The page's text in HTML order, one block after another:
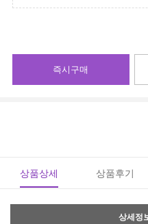
즉시구매
상품상세 상품후기
상세정